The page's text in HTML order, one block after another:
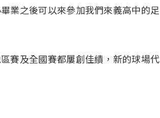
業之後可以來參加我們來義高中的足
賽及全國賽都屢創佳績，新的球場代